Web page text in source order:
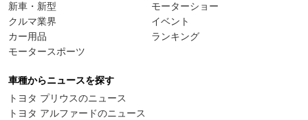
新車・新型
クルマ業界
カー用品
モータースポーツ
モーターショー
イベント
ランキング
車種からニュースを探す
トヨタ プリウスのニュース
トヨタ アルファードのニュース